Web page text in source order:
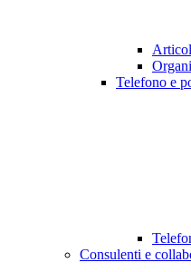
Telefono e
Consulenti e